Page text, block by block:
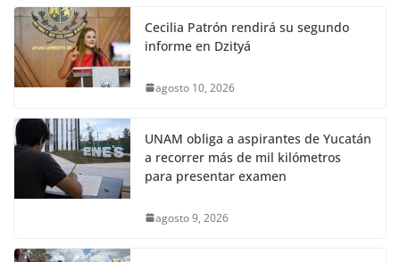
Cecilia Patrón rendirá su segundo
informe en Dzityá
agosto 10, 2026
UNAM obliga a aspirantes de Yucatán
a recorrer más de mil kilómetros
para presentar examen
agosto 9, 2026